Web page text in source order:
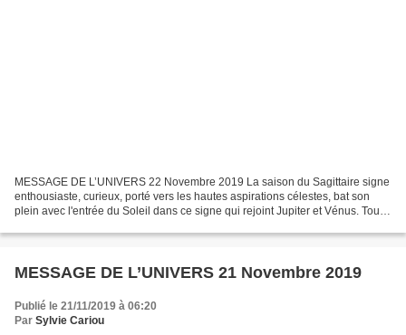
MESSAGE DE L’UNIVERS 22 Novembre 2019 La saison du Sagittaire signe
enthousiaste, curieux, porté vers les hautes aspirations célestes, bat son
plein avec l'entrée du Soleil dans ce signe qui rejoint Jupiter et Vénus. Tout
MESSAGE DE L’UNIVERS 21 Novembre 2019
Publié le 21/11/2019 à 06:20
Par Sylvie Cariou